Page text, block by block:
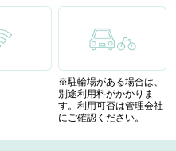
※駐輪場がある場合は、
別途利用料がかかりま
す。利用可否は管理会社
にご確認ください。